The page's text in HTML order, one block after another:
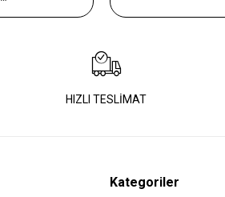
HIZLI TESLİMAT
Kategoriler